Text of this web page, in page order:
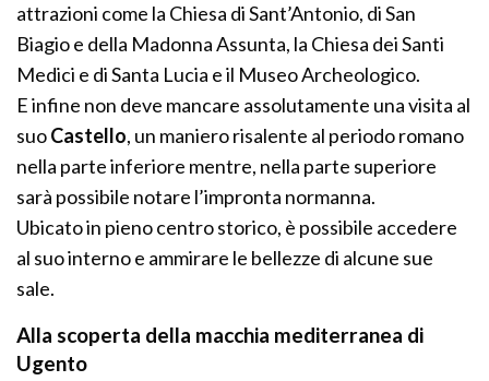
attrazioni come la Chiesa di Sant’Antonio, di San
Biagio e della Madonna Assunta, la Chiesa dei Santi
Medici e di Santa Lucia e il Museo Archeologico.
E infine non deve mancare assolutamente una visita al
suoCastello, un maniero risalente al periodo romano
nella parte inferiore mentre, nella parte superiore
sarà possibile notare l’impronta normanna.
Ubicato in pieno centro storico, è possibile accedere
al suo interno e ammirare le bellezze di alcune sue
sale.
Alla scoperta della macchia mediterranea di
Ugento